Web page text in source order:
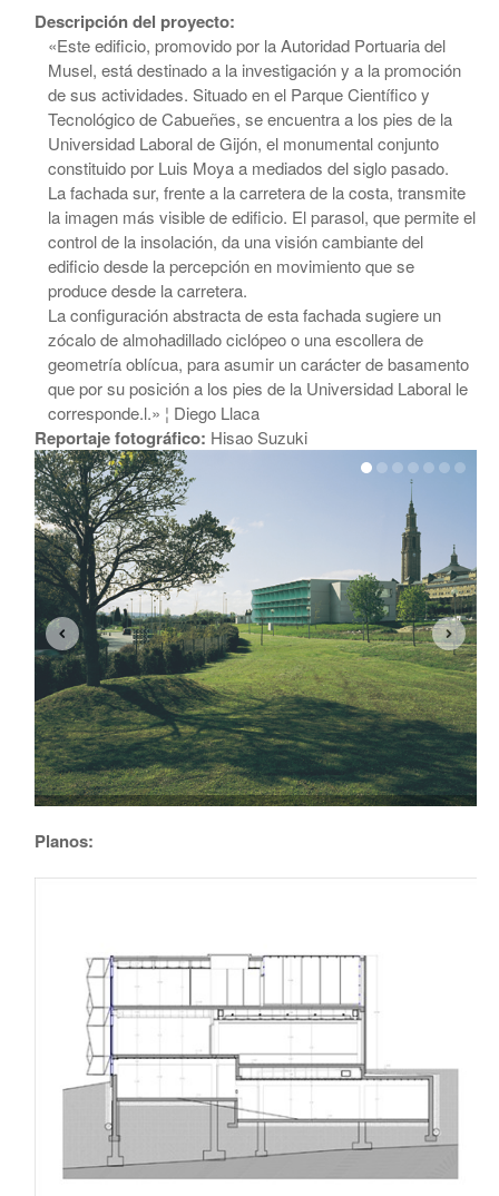
Descripción del proyecto:
«Este edificio, promovido por la Autoridad Portuaria del
Musel, está destinado a la investigación y a la promoción
de sus actividades. Situado en el Parque Científico y
Tecnológico de Cabueñes, se encuentra a los pies de la
Universidad Laboral de Gijón, el monumental conjunto
constituido por Luis Moya a mediados del siglo pasado.
La fachada sur, frente a la carretera de la costa, transmite
la imagen más visible de edificio. El parasol, que permite el
control de la insolación, da una visión cambiante del
edificio desde la percepción en movimiento que se
produce desde la carretera.
La configuración abstracta de esta fachada sugiere un
zócalo de almohadillado ciclópeo o una escollera de
geometría oblícua, para asumir un carácter de basamento
que por su posición a los pies de la Universidad Laboral le
corresponde.l.» ¦ Diego Llaca
Reportaje fotográfico: Hisao Suzuki
Planos: